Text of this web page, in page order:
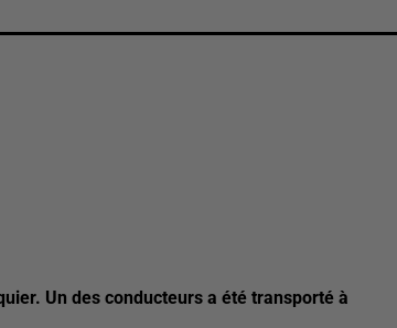
Un des conducteurs a été transporté à